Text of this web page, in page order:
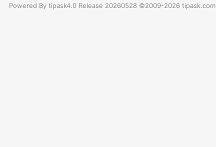
Powered By tipask4.0Release 20260528 ©2009-2026 tipask.com